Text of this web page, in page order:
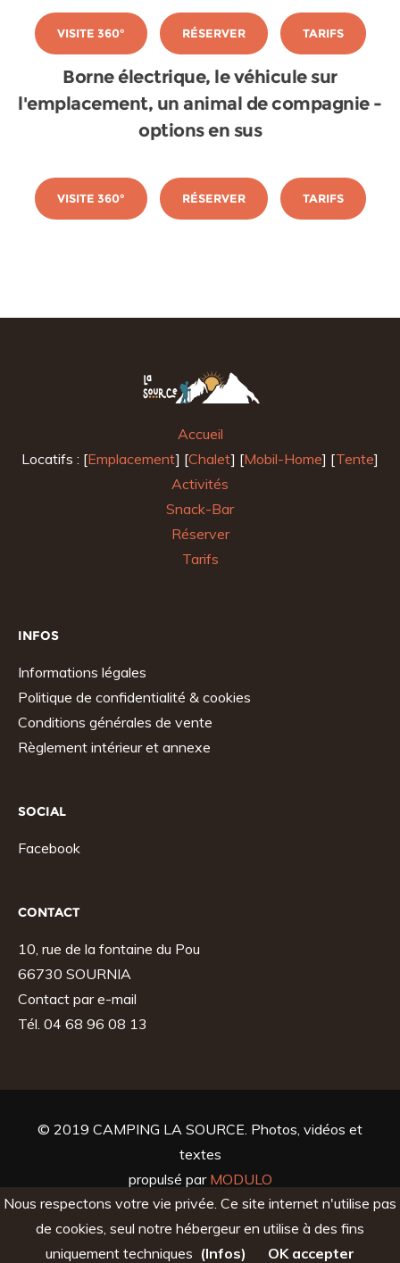
VISITE 360° RÉSERVER TARIFS
Borne électrique, le véhicule sur
l'emplacement, un animal de compagnie -
options en sus
VISITE 360° RÉSERVER TARIFS
Accueil
Locatifs : [Emplacement] [Chalet] [Mobil-Home] [Tente]
Activités
Snack-Bar
Réserver
Tarifs
INFOS
Informations légales
Politique de confidentialité & cookies
Conditions générales de vente
Règlement intérieur et annexe
SOCIAL
Facebook
CONTACT
10, rue de la fontaine du Pou
66730 SOURNIA
Contact par e-mail
Tél. 04 68 96 08 13
© 2019 CAMPING LA SOURCE. Photos, vidéos et
textes
propulsé par MODULO
Nous respectons votre vie privée. Ce site internet n'utilise pas
de cookies, seul notre hébergeur en utilise à des fins
uniquement techniques (Infos) OK accepter